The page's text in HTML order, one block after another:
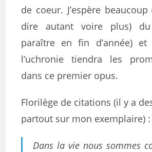
de coeur. J’espère
dire autant voire plus)
paraître en fin d’année) et
l’uchronie tiendra les
dans ce premier opus.
Florilège de citations (il y a
partout sur mon exemplaire) :
Dans la vie nous sommes